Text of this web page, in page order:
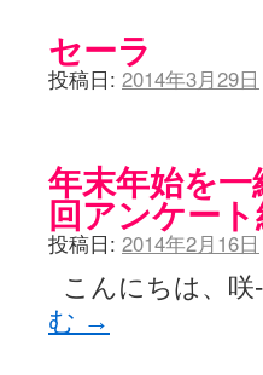
セーラ
投稿日: 2014年3月29日
年末年始を
回アンケー
投稿日: 2014年2月16日
こんにちは、
む →